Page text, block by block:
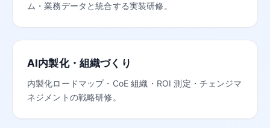
ム・業務データと統合する実装研修。
AI内製化・組織づくり
内製化ロードマップ・CoE 組織・ROI 測定・チェンジマ
ネジメントの戦略研修。